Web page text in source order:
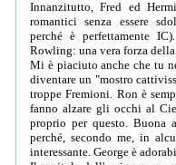
Innanzitutto, Fred ed
romantici senza essere
perché è perfettamente
Rowling: una vera forza
Mi è piaciuto anche che tu
diventare un "mostro
troppe Fremioni. Ron è
fanno alzare gli occhi al
proprio per questo. Buona
perché, secondo me, in
interessante. George è